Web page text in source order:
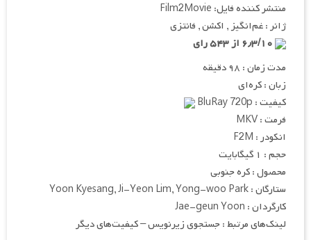
منتشر کننده فایل: Film2Movie
ژانر : غم‌انگیز , اکشن , فانتزی
مدت زمان : ۹۸ دقیقه
زبان : کره‌ای
کیفیت : BluRay 720p
فرمت : MKV
انکودر : F2M
حجم : ۱ گیگابایت
محصول : کره جنوبی
ستارگان : Yoon Kyesang, Ji-Yeon Lim, Yong-woo Park
کارگردان : Jae-geun Yoon
لینک‌های مرتبط : جستجوی زیرنویس – کیفیت‌های دیگر